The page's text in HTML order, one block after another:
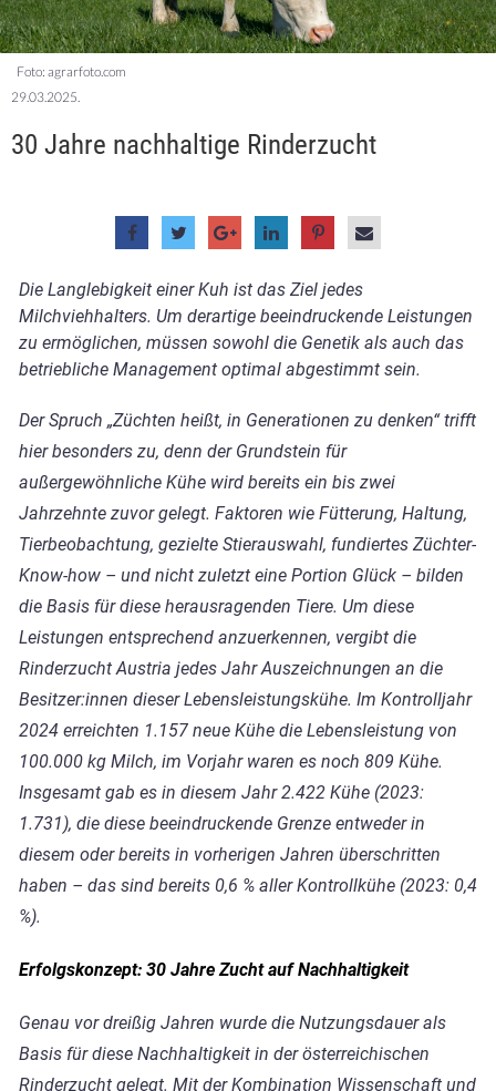
Foto: agrarfoto.com
29.03.2025.
30 Jahre nachhaltige Rinderzucht
Die Langlebigkeit einer Kuh ist das Ziel jedes
Milchviehhalters. Um derartige beeindruckende Leistungen
zu ermöglichen, müssen sowohl die Genetik als auch das
betriebliche Management optimal abgestimmt sein.
Der Spruch „Züchten heißt, in Generationen zu denken“ trifft
hier besonders zu, denn der Grundstein für
außergewöhnliche Kühe wird bereits ein bis zwei
Jahrzehnte zuvor gelegt. Faktoren wie Fütterung, Haltung,
Tierbeobachtung, gezielte Stierauswahl, fundiertes Züchter-
Know-how – und nicht zuletzt eine Portion Glück – bilden
die Basis für diese herausragenden Tiere. Um diese
Leistungen entsprechend anzuerkennen, vergibt die
Rinderzucht Austria jedes Jahr Auszeichnungen an die
Besitzer:innen dieser Lebensleistungskühe. Im Kontrolljahr
2024 erreichten 1.157 neue Kühe die Lebensleistung von
100.000 kg Milch, im Vorjahr waren es noch 809 Kühe.
Insgesamt gab es in diesem Jahr 2.422 Kühe (2023:
1.731), die diese beeindruckende Grenze entweder in
diesem oder bereits in vorherigen Jahren überschritten
haben – das sind bereits 0,6 % aller Kontrollkühe (2023: 0,4
%).
Erfolgskonzept: 30 Jahre Zucht auf Nachhaltigkeit
Genau vor dreißig Jahren wurde die Nutzungsdauer als
Basis für diese Nachhaltigkeit in der österreichischen
Rinderzucht gelegt. Mit der Kombination Wissenschaft und